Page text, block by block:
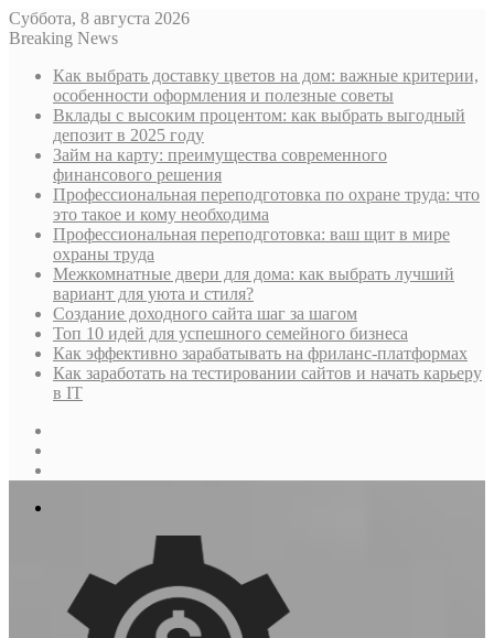
Суббота, 8 августа 2026
Breaking News
Как выбрать доставку цветов на дом: важные критерии,
особенности оформления и полезные советы
Вклады с высоким процентом: как выбрать выгодный
депозит в 2025 году
Займ на карту: преимущества современного
финансового решения
Профессиональная переподготовка по охране труда: что
это такое и кому необходима
Профессиональная переподготовка: ваш щит в мире
охраны труда
Межкомнатные двери для дома: как выбрать лучший
вариант для уюта и стиля?
Создание доходного сайта шаг за шагом
Топ 10 идей для успешного семейного бизнеса
Как эффективно зарабатывать на фриланс-платформах
Как заработать на тестировании сайтов и начать карьеру
в IT